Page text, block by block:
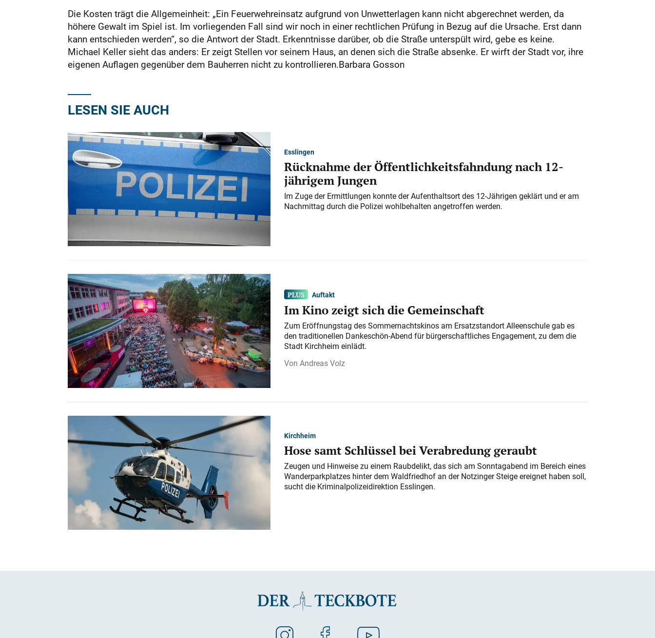
Die Kosten trägt die Allgemeinheit: „Ein Feuerwehreinsatz aufgrund von Unwetterlagen kann nicht abgerechnet werden, da
höhere Gewalt im Spiel ist. Im vorliegenden Fall sind wir noch in einer rechtlichen Prüfung in Bezug auf die Ursache. Erst dann
kann entschieden werden“, so die Antwort der Stadt. Erkenntnisse darüber, ob die Straße unterspült wird, gebe es keine.
Michael Keller sieht das anders: Er zeigt Stellen vor seinem Haus, an denen sich die Straße absenke. Er wirft der Stadt vor, ihre
eigenen Auflagen gegenüber dem Bauherren nicht zu kontrollieren.Barbara Gosson
LESEN SIE AUCH
Esslingen
Rücknahme der Öffentlichkeitsfahndung nach 12-
jährigem Jungen
Im Zuge der Ermittlungen konnte der Aufenthaltsort des 12-Jährigen geklärt und er am
Nachmittag durch die Polizei wohlbehalten angetroffen werden.
Auftakt
Im Kino zeigt sich die Gemeinschaft
Zum Eröffnungstag des Sommernachtskinos am Ersatzstandort Alleenschule gab es
den traditionellen Dankeschön-Abend für bürgerschaftliches Engagement, zu dem die
Stadt Kirchheim einlädt.
Andreas Volz
Kirchheim
Hose samt Schlüssel bei Verabredung geraubt
Zeugen und Hinweise zu einem Raubdelikt, das sich am Sonntagabend im Bereich eines
Wanderparkplatzes hinter dem Waldfriedhof an der Notzinger Steige ereignet haben soll,
sucht die Kriminalpolizeidirektion Esslingen.